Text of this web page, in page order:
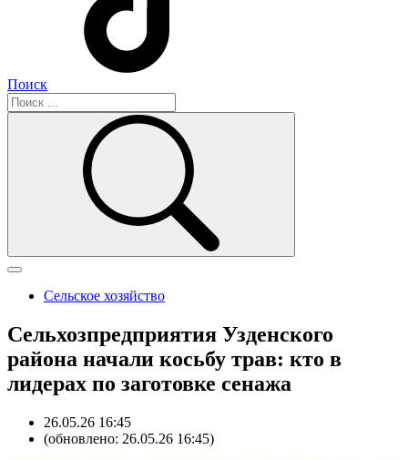
Поиск
Сельское хозяйство
Сельхозпредприятия Узденского
района начали косьбу трав: кто в
лидерах по заготовке сенажа
26.05.26 16:45
(обновлено: 26.05.26 16:45)